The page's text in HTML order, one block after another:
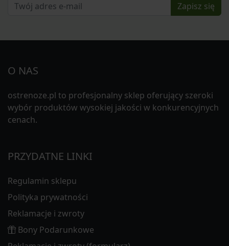
Zapisz się
O NAS
ostrenoze.pl to profesjonalny sklep oferujący szeroki
wybór produktów wysokiej jakości w konkurencyjnych
cenach.
PRZYDATNE LINKI
Regulamin sklepu
Polityka prywatności
Reklamacje i zwroty
Bony Podarunkowe